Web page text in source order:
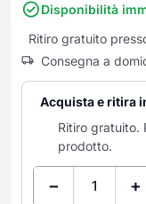
Tritacarne
Tritaverdure elettrici
Utensili da cucina
Yogurtiere
Soggiorni e Pareti
Tavoli e Tavolini
Disponibilità
Ritiro gratuito
Consegna a
Acquista e ritira
Ritiro gratuito.
prodotto.
− +